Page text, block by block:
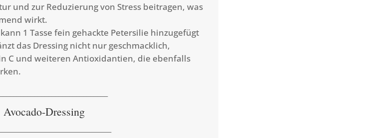
und zur Reduzierung von Stress beitragen, was
wirkt.
1 Tasse fein gehackte Petersilie hinzugefügt
das Dressing nicht nur geschmacklich,
C und weiteren Antioxidantien, die ebenfalls
Avocado-Dressing